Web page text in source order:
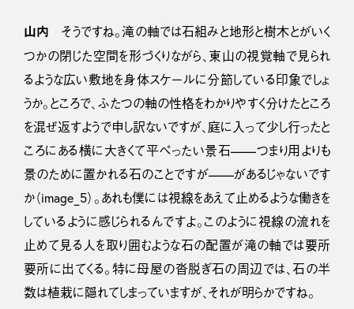
山内 そうですね。滝の軸では石組みと地形と樹木とがいく
つかの閉じた空間を形づくりながら、東山の視覚軸で見られ
るような広い敷地を身体スケールに分節している印象でしょ
うか。ところで、ふたつの軸の性格をわかりやすく分けたところ
を混ぜ返すようで申し訳ないですが、庭に入って少し行ったと
ころにある横に大きくて平べったい景石——つまり用よりも
景のために置かれる石のことですが——があるじゃないです
か（image_5）。あれも僕には視線をあえて止めるような働きを
しているように感じられるんですよ。このように視線の流れを
止めて見る人を取り囲むような石の配置が滝の軸では要所
要所に出てくる。特に母屋の沓脱ぎ石の周辺では、石の半
数は植栽に隠れてしまっていますが、それが明らかですね。